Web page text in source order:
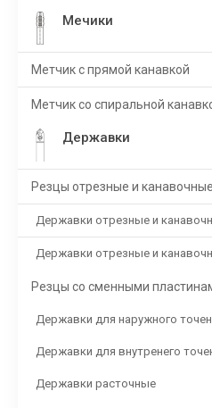
Мечики
Метчик с прямой канавкой
Метчик со спиральной
Державки
Резцы отрезные и канавочные
Державки отрезные и
Державки отрезные и
Резцы со сменными
Державки для наружного
Державки для внутренего
Державки расточные